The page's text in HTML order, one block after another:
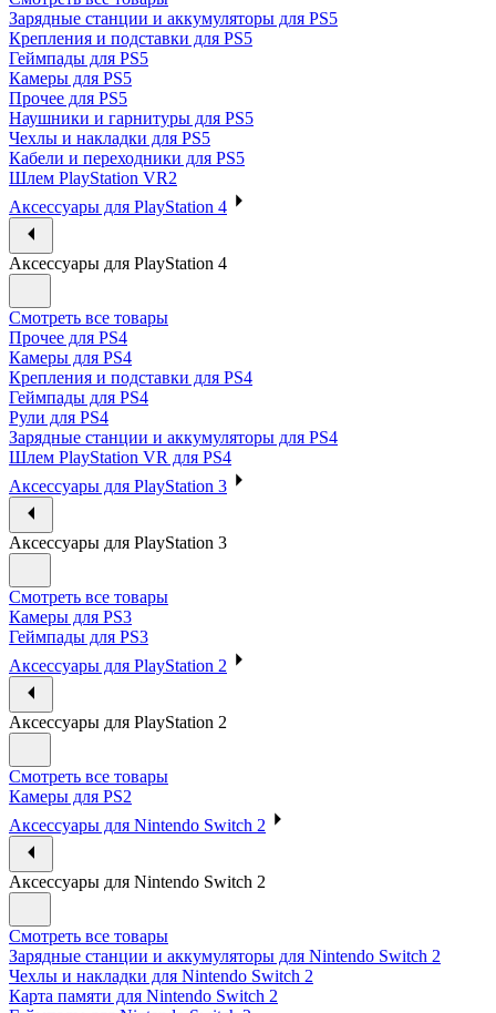
Зарядные станции и аккумуляторы для PS5
Крепления и подставки для PS5
Геймпады для PS5
Камеры для PS5
Прочее для PS5
Наушники и гарнитуры для PS5
Чехлы и накладки для PS5
Кабели и переходники для PS5
Шлем PlayStation VR2
Аксессуары для PlayStation 4
Аксессуары для PlayStation 4
Смотреть все товары
Прочее для PS4
Камеры для PS4
Крепления и подставки для PS4
Геймпады для PS4
Рули для PS4
Зарядные станции и аккумуляторы для PS4
Шлем PlayStation VR для PS4
Аксессуары для PlayStation 3
Аксессуары для PlayStation 3
Смотреть все товары
Камеры для PS3
Геймпады для PS3
Аксессуары для PlayStation 2
Аксессуары для PlayStation 2
Смотреть все товары
Камеры для PS2
Аксессуары для Nintendo Switch 2
Аксессуары для Nintendo Switch 2
Смотреть все товары
Зарядные станции и аккумуляторы для Nintendo Switch 2
Чехлы и накладки для Nintendo Switch 2
Карта памяти для Nintendo Switch 2